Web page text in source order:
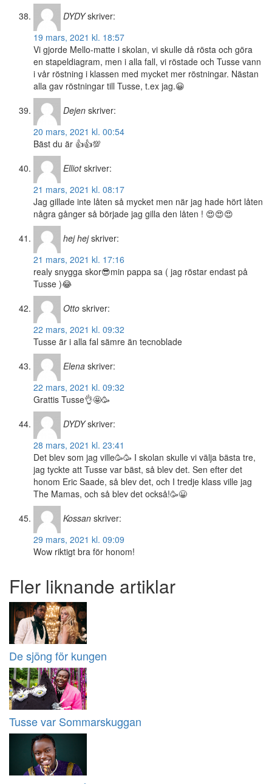
DYDY skriver:
19 mars, 2021 kl. 18:57
Vi gjorde Mello-matte i skolan, vi skulle då rösta och göra
en stapeldiagram, men i alla fall, vi röstade och Tusse vann
i vår röstning i klassen med mycket mer röstningar. Nästan
alla gav röstningar till Tusse, t.ex jag.😀
Dejen skriver:
20 mars, 2021 kl. 00:54
Bäst du är 👍👍💯
Elliot skriver:
21 mars, 2021 kl. 08:17
Jag gillade inte låten så mycket men när jag hade hört låten
några gånger så började jag gilla den låten ! 😍😍😍
hej hej skriver:
21 mars, 2021 kl. 17:16
realy snygga skor😎min pappa sa ( jag röstar endast på
Tusse )😂
Otto skriver:
22 mars, 2021 kl. 09:32
Tusse är i alla fal sämre än tecnoblade
Elena skriver:
22 mars, 2021 kl. 09:32
Grattis Tusse👌🤩🥳
DYDY skriver:
28 mars, 2021 kl. 23:41
Det blev som jag ville🥳🥳 I skolan skulle vi välja bästa tre,
jag tyckte att Tusse var bäst, så blev det. Sen efter det
honom Eric Saade, så blev det, och I tredje klass ville jag
The Mamas, och så blev det också!🥳😀
Kossan skriver:
29 mars, 2021 kl. 09:09
Wow riktigt bra för honom!
Fler liknande artiklar
De sjöng för kungen
Tusse var Sommarskuggan